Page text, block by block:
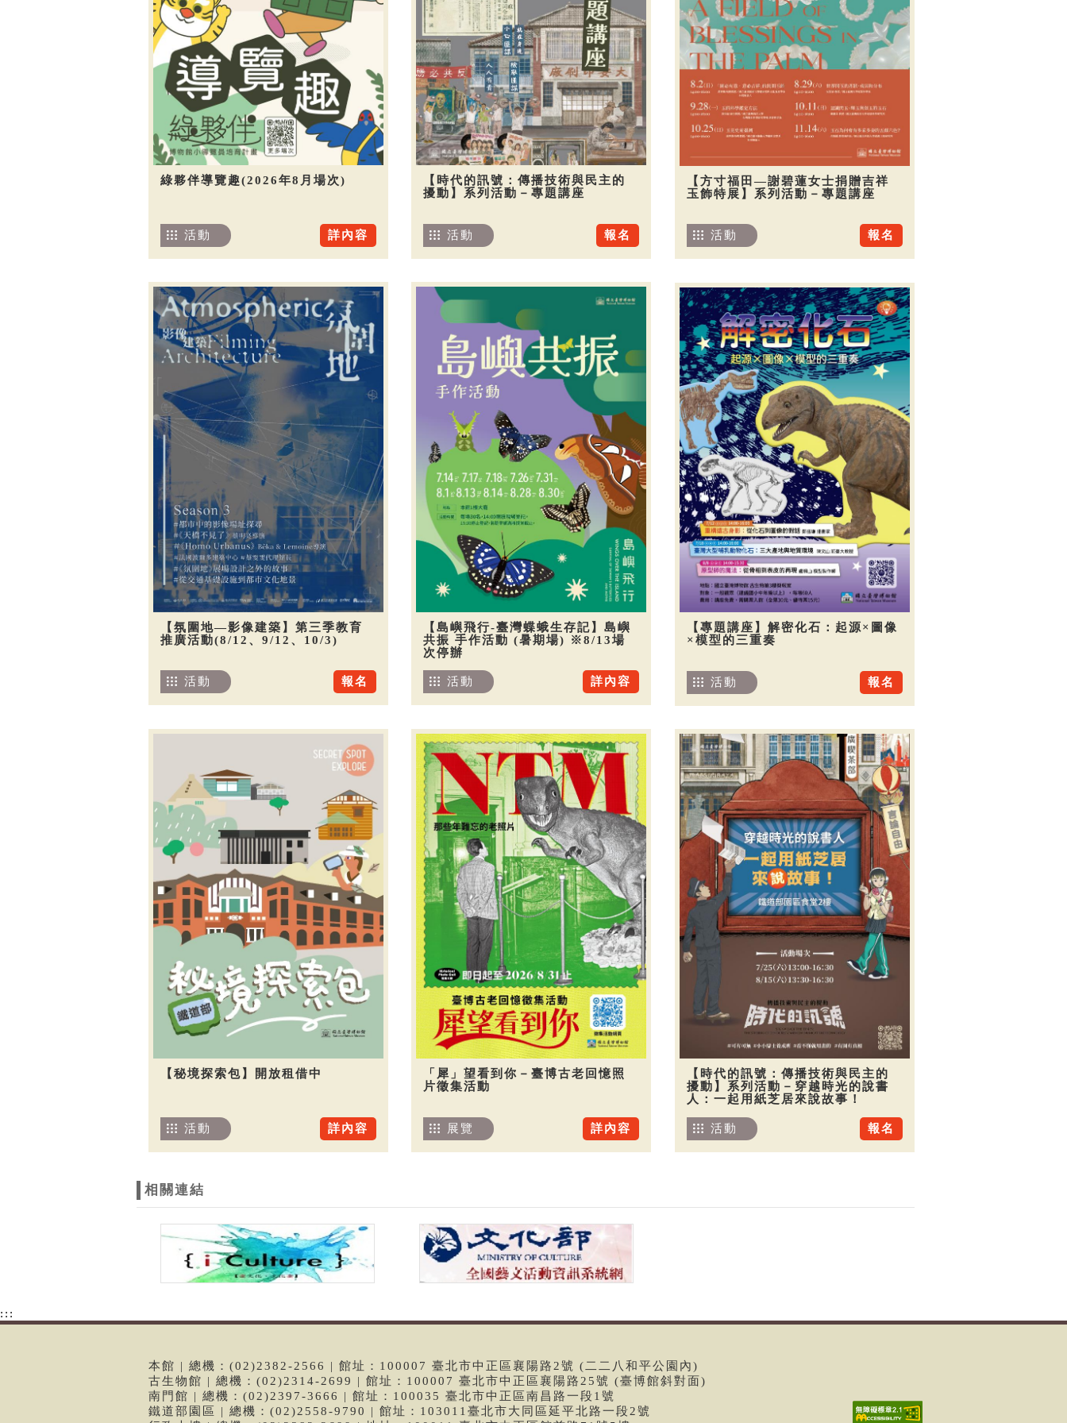
綠夥伴導覽趣(2026年8月場次)
詳內容
活動
【時代的訊號：傳播技術與民主的
擾動】系列活動－專題講座
報名
活動
【方寸福田—謝碧蓮女士捐贈吉祥
玉飾特展】系列活動－專題講座
報名
活動
【氛圍地—影像建築】第三季教育
推廣活動(8/12、9/12、10/3)
報名
活動
【島嶼飛行-臺灣蝶蛾生存記】島嶼
共振 手作活動 (暑期場) ※8/13場
次停辦
詳內容
活動
【專題講座】解密化石：起源×圖像
×模型的三重奏
報名
活動
【秘境探索包】開放租借中
詳內容
活動
「犀」望看到你－臺博古老回憶照
片徵集活動
詳內容
展覽
【時代的訊號：傳播技術與民主的
擾動】系列活動－穿越時光的說書
人：一起用紙芝居來說故事！
報名
活動
相關連結
:::
本館 | 總機：(02)2382-2566 | 館址：100007 臺北市中正區襄陽路2號 (二二八和平公園內)
古生物館 | 總機：(02)2314-2699 | 館址：100007 臺北市中正區襄陽路25號 (臺博館斜對面)
南門館 | 總機：(02)2397-3666 | 館址：100035 臺北市中正區南昌路一段1號
鐵道部園區 | 總機：(02)2558-9790 | 館址：103011臺北市大同區延平北路一段2號